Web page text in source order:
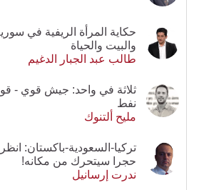
حكاية المرأة الريفية في
والبيت والحياة
طالب عبد الجبار الدغيم
ثلاثة في واحد: جيش قوي -
نفط
مليح ألتنوك
تركيا-السعودية-باكستان:
حجرا سيتحرك من مكانه!
ندرت إرسانيل